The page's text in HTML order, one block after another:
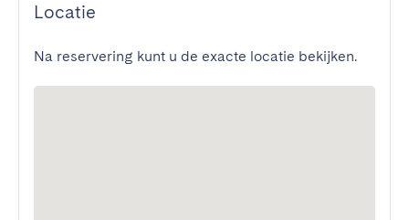
Locatie
Na reservering kunt u de exacte locatie bekijken.